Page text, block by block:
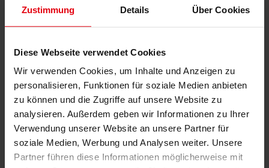
Zustimmung Details Über Cookies
Diese Webseite verwendet Cookies
Wir verwenden Cookies, um Inhalte und Anzeigen zu
personalisieren, Funktionen für soziale Medien anbieten
zu können und die Zugriffe auf unsere Website zu
analysieren. Außerdem geben wir Informationen zu Ihrer
Verwendung unserer Website an unsere Partner für
soziale Medien, Werbung und Analysen weiter. Unsere
Partner führen diese Informationen möglicherweise mit
News & Events
Kontakt
Gesamtdienstleister für den Bau: DELTA Wels & Wien
Menü schließen
Deutsch
English